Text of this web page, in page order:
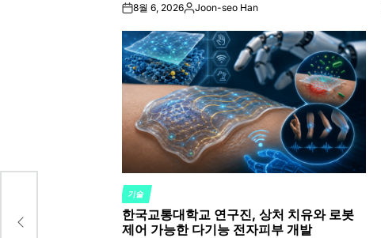
on8월 6, 2026Posted
Joon-seo Han
POSTED
IN
기술
한국교통대학교 연구진, 상처 치유와 로봇
제어 가능한 다기능 전자피부 개발